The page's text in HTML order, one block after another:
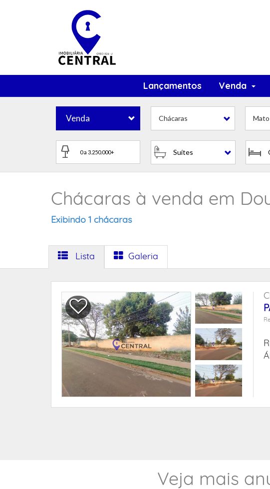
Lançamentos Venda
Venda Chácaras Mato
Suítes
Chácaras à venda em
Exibindo 1 chácaras
Lista Galeria
Veja mais